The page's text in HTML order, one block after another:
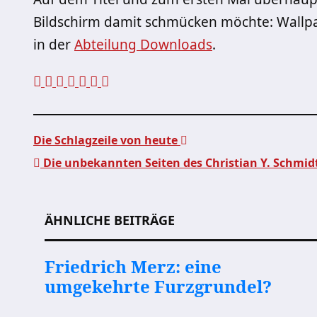
Bildschirm damit schmücken möchte:
in derAbteilung Downloads.
Die Schlagzeile von heute
Die unbekannten Seiten des Christian Y.
ÄHNLICHE BEITRÄGE
Friedrich Merz: eine
umgekehrte Furzgrundel?